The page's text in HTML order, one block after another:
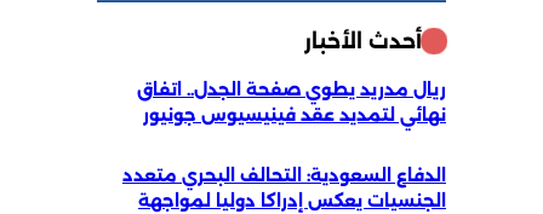
الأخبار
مدريد يطوي صفحة الجدل.. اتفاق
لتمديد عقد فينيسيوس جونيور
السعودية: التحالف البحري متعدد
يعكس إدراكا دوليا لمواجهة